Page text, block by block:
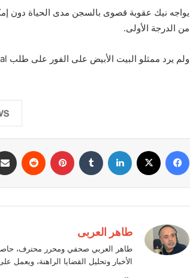
يواجه نيك عقوبة قصوى بالسجن مدى الحياة دون
من الدرجة الأولى.
ولم يرد ممثلو البيت الأبيض على الفور على طلب Fox News Digital للتعليق على ظهور راينر.
فيسبوك لينكدإن بينتيريست
طاهر العربى
طاهر العربي صحفي ومحرر محترف،
الأخبار وتحليل القضايا الراهنة،